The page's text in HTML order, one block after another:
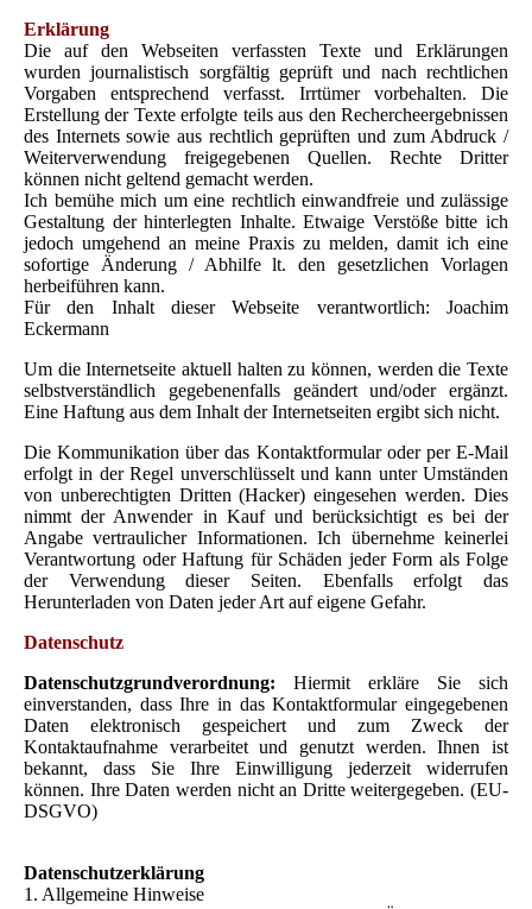
Erklärung
Die auf den Webseiten verfassten Texte und Erklärungen
wurden journalistisch sorgfältig geprüft und nach rechtlichen
Vorgaben entsprechend verfasst. Irrtümer vorbehalten. Die
Erstellung der Texte erfolgte teils aus den Rechercheergebnissen
des Internets sowie aus rechtlich geprüften und zum Abdruck /
Weiterverwendung freigegebenen Quellen. Rechte Dritter
können nicht geltend gemacht werden.
Ich bemühe mich um eine rechtlich einwandfreie und zulässige
Gestaltung der hinterlegten Inhalte. Etwaige Verstöße bitte ich
jedoch umgehend an meine Praxis zu melden, damit ich eine
sofortige Änderung / Abhilfe lt. den gesetzlichen Vorlagen
herbeiführen kann.
Für den Inhalt dieser Webseite verantwortlich: Joachim
Eckermann
Um die Internetseite aktuell halten zu können, werden die Texte
selbstverständlich gegebenenfalls geändert und/oder ergänzt.
Eine Haftung aus dem Inhalt der Internetseiten ergibt sich nicht.
Die Kommunikation über das Kontaktformular oder per E-Mail
erfolgt in der Regel unverschlüsselt und kann unter Umständen
von unberechtigten Dritten (Hacker) eingesehen werden. Dies
nimmt der Anwender in Kauf und berücksichtigt es bei der
Angabe vertraulicher Informationen. Ich übernehme keinerlei
Verantwortung oder Haftung für Schäden jeder Form als Folge
der Verwendung dieser Seiten. Ebenfalls erfolgt das
Herunterladen von Daten jeder Art auf eigene Gefahr.
Datenschutz
Datenschutzgrundverordnung:
Hiermit erkläre Sie sich
einverstanden, dass Ihre in das Kontaktformular eingegebenen
Daten elektronisch gespeichert und zum Zweck der
Kontaktaufnahme verarbeitet und genutzt werden. Ihnen ist
bekannt, dass Sie Ihre Einwilligung jederzeit widerrufen
können. Ihre Daten werden nicht an Dritte weitergegeben. (EU-
DSGVO)
Datenschutzerklärung
1. Allgemeine Hinweise